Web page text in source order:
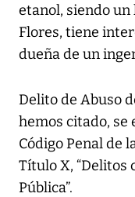
etanol, siendo
Flores, tiene
dueña de un
Delito de Abuso
hemos citado, se
Código Penal de
Título X,
Pública”.